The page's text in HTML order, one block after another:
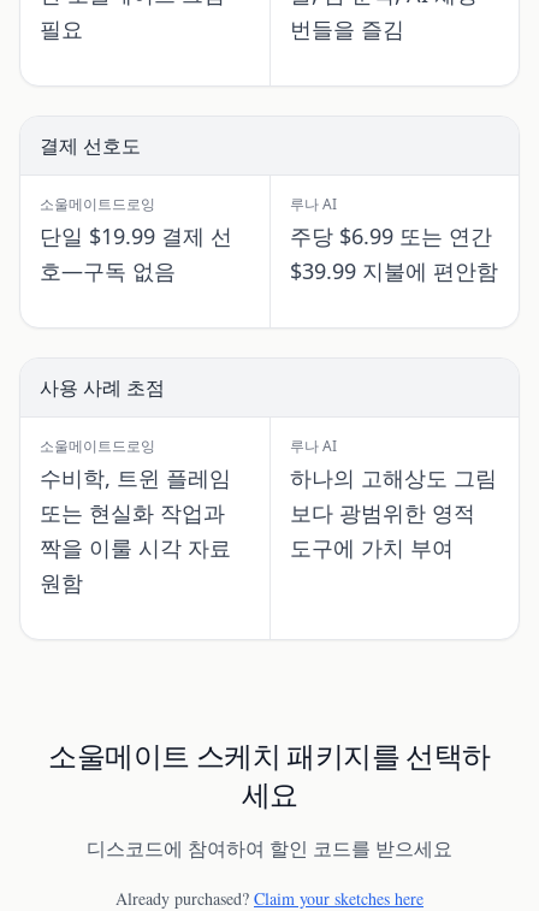
필요
번들을 즐김
결제 선호도
소울메이트드로잉
단일 $19.99 결제 선
호—구독 없음
루나 AI
주당 $6.99 또는 연간
$39.99 지불에 편안함
사용 사례 초점
소울메이트드로잉
수비학, 트윈 플레임
또는 현실화 작업과
짝을 이룰 시각 자료
원함
루나 AI
하나의 고해상도 그림
보다 광범위한 영적
도구에 가치 부여
소울메이트 스케치 패키지를 선택하
세요
디스코드에 참여하여 할인 코드를 받으세요
Already purchased? Claim your sketches here